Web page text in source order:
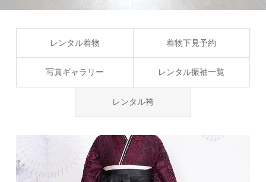
レンタル着物 着物下見予約
写真ギャラリー レンタル振袖一覧
レンタル袴